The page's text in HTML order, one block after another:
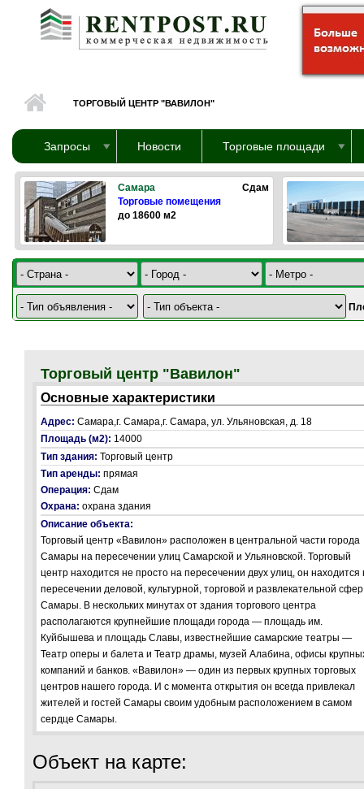
Перейти к основному содержанию
ТОРГОВЫЙ ЦЕНТР "ВАВИЛОН"
Запросы Новости Торговые площади
Самара
Сдам
Торговые помещения
до 18600 м2
Торговый центр "Вавилон"
Основные характеристики
Адрес: Самара,г. Самара,г. Самара, ул. Ульяновская, д. 18
Площадь (м2): 14000
Тип здания: Торговый центр
Тип аренды: прямая
Операция: Сдам
Охрана: охрана здания
Описание объекта:
Торговый центр «Вавилон» расположен в центральной части города
Самары на пересечении улиц Самарской и Ульяновской. Торговый
центр находится не просто на пересечении двух улиц, он находится
пересечении деловой, культурной, торговой и развлекательной сфер
Самары. В нескольких минутах от здания торгового центра
располагаются крупнейшие площади города — площадь им.
Куйбышева и площадь Славы, известнейшие самарские театры —
Театр оперы и балета и Театр драмы, музей Алабина, офисы
компаний и банков. «Вавилон» — один из первых крупных торговых
центров нашего города. И с момента открытия он всегда привлекал
жителей и гостей Самары своим удобным расположением в самом
сердце Самары.
Объект на карте: